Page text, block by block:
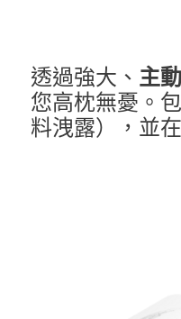
透過強大、 主
您高枕無憂。
料洩露），並